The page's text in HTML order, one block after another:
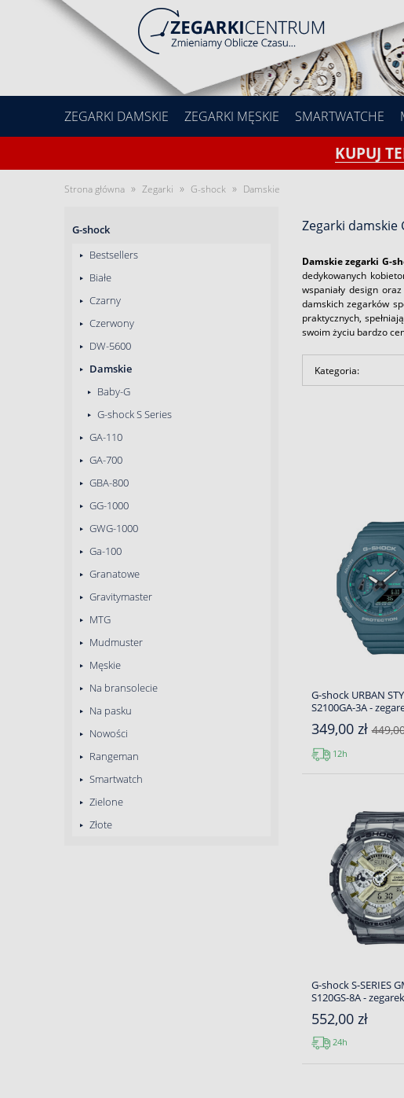
ZEGARKI DAMSKIE ZEGARKI MĘSKIE SMARTWATCHE
KUPUJ
Strona główna » Zegarki » G-shock » Damskie
G-shock
Bestsellers
Białe
Czarny
Czerwony
DW-5600
Damskie
Baby-G
G-shock S Series
GA-110
GA-700
GBA-800
GG-1000
GWG-1000
Ga-100
Granatowe
Gravitymaster
MTG
Mudmuster
Męskie
Na bransolecie
Na pasku
Nowości
Rangeman
Smartwatch
Zielone
Złote
Zegarki damskie
Damskie zegarki G-
dedykowanych
wspaniały design
damskich zegarków
praktycznych,
swoim życiu bardzo
Kategoria:
G-shock URBAN
S2100GA-3A -
349,00 zł
12h
G-shock S-SERIES
S120GS-8A -
552,00 zł
24h